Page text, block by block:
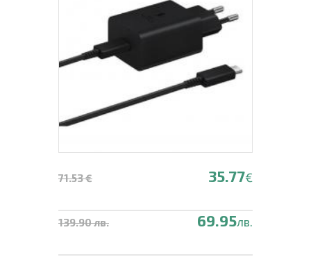
71.53 € 35.77€
139.90 лв. 69.95лв.